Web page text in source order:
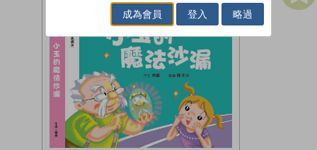
成為會員 登入 略過